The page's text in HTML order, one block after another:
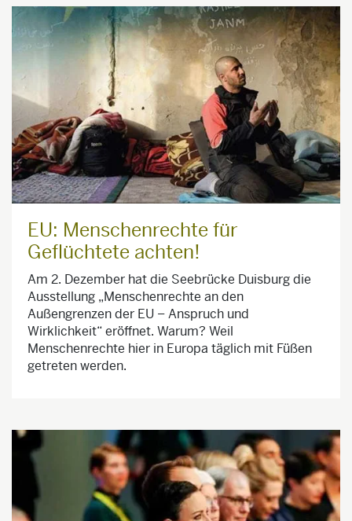
EU: Menschenrechte für
Geflüchtete achten!
Am 2. Dezember hat die Seebrücke Duisburg die
Ausstellung „Menschenrechte an den
Außengrenzen der EU – Anspruch und
Wirklichkeit“ eröffnet. Warum? Weil
Menschenrechte hier in Europa täglich mit Füßen
getreten werden.